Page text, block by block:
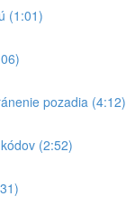
(1:01)
pozadia (4:12)
(2:52)